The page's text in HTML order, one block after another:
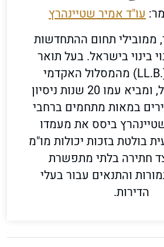
עו"ד אמיר שטיינהרץ
ממובילי תחום ההתחדשות
בינוי בישראל. בעל תואר
במשפטים (.LL.B) מהמסלול האקדמי
המכללה למנהל, ומביא עמו 20 שנות ניסיון
במאות מתחמים ברחבי
ביסס את מעמדו
בולטת בזכות יכולות מו"מ
חתירה בלתי מתפשרת
והתנאים עבור בעלי
הדירות.